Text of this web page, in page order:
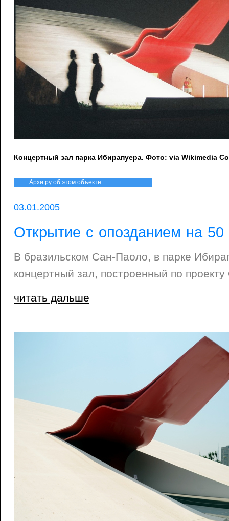
Концертный зал парка Ибирапуера. Фото: via Wikimedia
Архи.ру об этом объекте:
03.01.2005
Открытие с опозданием на 50
В бразильском Сан-Паоло, в парке
концертный зал, построенный по
читать дальше